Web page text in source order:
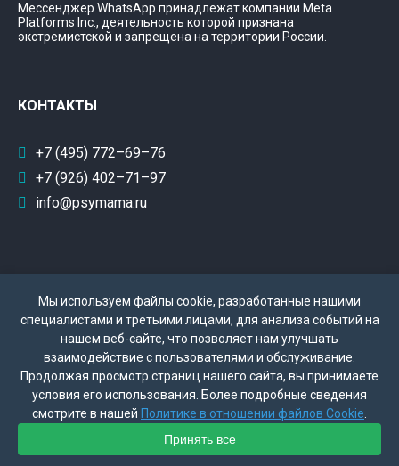
Мессенджер WhatsApp принадлежат компании Meta
Platforms Inc., деятельность которой признана
экстремистской и запрещена на территории России.
КОНТАКТЫ
+7 (495) 772–69–76
+7 (926) 402–71–97
info@psymama.ru
Политика конфиденциальности
Поддержка сайта - Колесников Д.Б.
© 2004—2026 ИП Ланцбург Марина Евгеньевна
Мы используем файлы cookie, разработанные нашими
специалистами и третьими лицами, для анализа событий на
нашем веб-сайте, что позволяет нам улучшать
взаимодействие с пользователями и обслуживание.
Продолжая просмотр страниц нашего сайта, вы принимаете
условия его использования. Более подробные сведения
смотрите в нашей Политике в отношении файлов Cookie
Принять все